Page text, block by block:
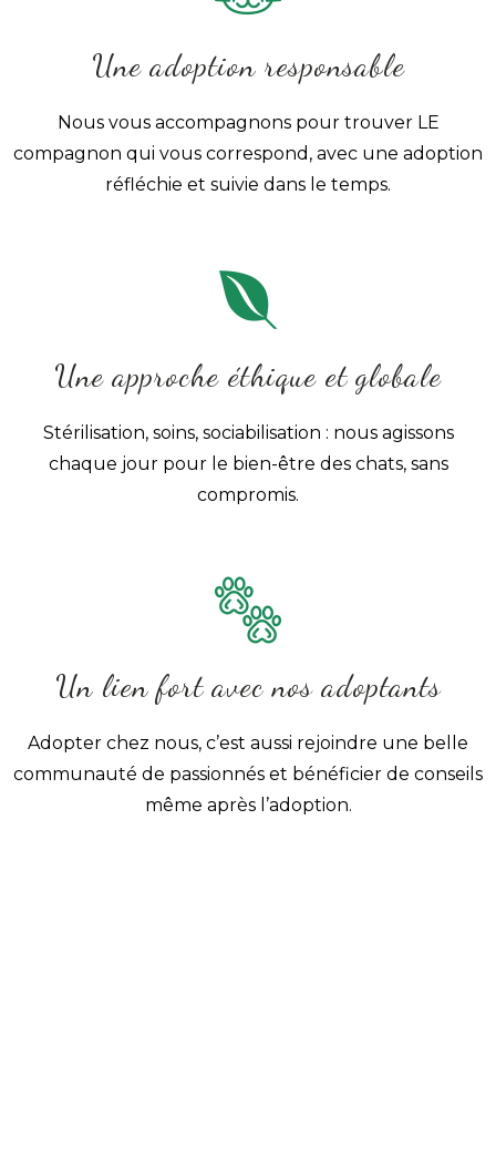
Une adoption responsable
Nous vous accompagnons pour trouver LE
compagnon qui vous correspond, avec une adoption
réfléchie et suivie dans le temps.
Une approche éthique et globale
Stérilisation, soins, sociabilisation : nous agissons
chaque jour pour le bien-être des chats, sans
compromis.
Un lien fort avec nos adoptants
Adopter chez nous, c’est aussi rejoindre une belle
communauté de passionnés et bénéficier de conseils
même après l’adoption.